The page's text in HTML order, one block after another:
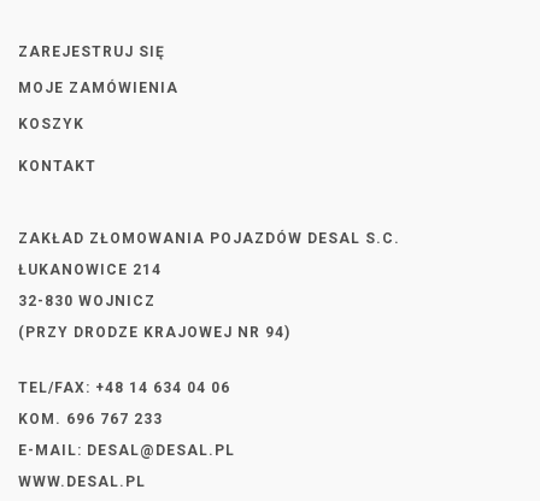
ZAREJESTRUJ SIĘ
MOJE ZAMÓWIENIA
KOSZYK
KONTAKT
ZAKŁAD ZŁOMOWANIA POJAZDÓW DESAL S.C.
ŁUKANOWICE 214
32-830 WOJNICZ
(PRZY DRODZE KRAJOWEJ NR 94)
TEL/FAX: +48 14 634 04 06
KOM. 696 767 233
E-MAIL: DESAL@DESAL.PL
WWW.DESAL.PL